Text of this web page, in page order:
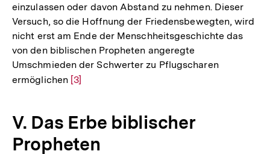
einzulassen oder davon Abstand zu nehmen. Dieser
Versuch, so die Hoffnung der Friedensbewegten, wird
nicht erst am Ende der Menschheitsgeschichte das
von den biblischen Propheten angeregte
Umschmieden der Schwerter zu Pflugscharen
ermöglichen Zur
Fußnote
[3]
V. Das Erbe biblischer
Propheten